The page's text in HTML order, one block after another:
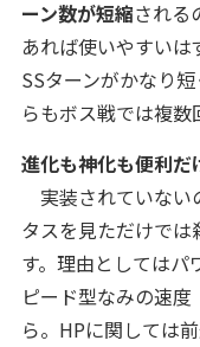
ーン数が短縮される
あれば使いやすいは
SSターンがかなり
らもボス戦では複数
進化も神化も便利だ
実装されていない
タスを見ただけで
す。理由としては
ピード型なみの速
ら。HPに関しては